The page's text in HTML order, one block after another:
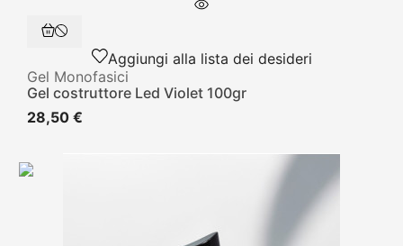
Aggiungi alla lista dei desideri
Gel Monofasici
Gel costruttore Led Violet 100gr
28,50 €